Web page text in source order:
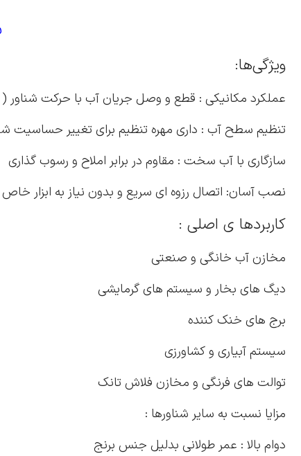
ویژگی‌ها:
عملکرد مکانیکی : قطع و وصل جریان آب با حرکت شناور (
تنظیم سطح آب : داری مهره تنظیم برای تغییر حساسیت
سازگاری با آب سخت : مقاوم در برابر املاح و رسوب گذاری
نصب آسان: اتصال رزوه ای سریع و بدون نیاز به ابزار خاص
کاربردها ی اصلی :
مخازن آب خانگی و صنعتی
دیگ های بخار و سیستم های گرمایشی
برج های خنک کننده
سیستم آبیاری و کشاورزی
توالت های فرنگی و مخازن فلاش تانک
مزایا نسبت به سایر شناورها :
دوام بالا : عمر طولانی بدلیل جنس برنج